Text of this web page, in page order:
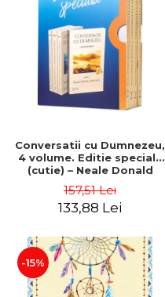
Conversatii cu Dumnezeu,
4 volume. Editie speciala
(cutie) – Neale Donald
157,51 Lei
133,88 Lei
-15%